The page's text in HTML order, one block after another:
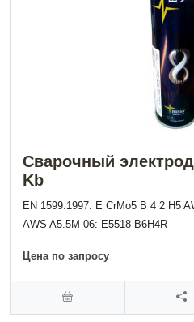
Сварочный
Kb
EN 1599:1997: E CrMo5 B 4 2 H5
AWS A5.5M-06: E5518-B6H4R
Цена по запросу